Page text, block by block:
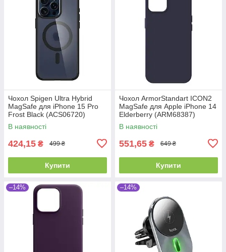
Чохол Spigen Ultra Hybrid
MagSafe для iPhone 15 Pro
Frost Black (ACS06720)
В наявності
424,15 ₴ 499 ₴
Купити
Чохол ArmorStandart ICON2
MagSafe для Apple iPhone 14
Elderberry (ARM68387)
В наявності
551,65 ₴ 649 ₴
Купити
–14% –14%